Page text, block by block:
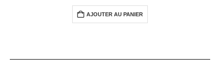
AJOUTER AU PANIER